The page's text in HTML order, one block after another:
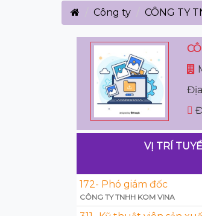
Công ty CÔNG TY
VỊ TRÍ
172- Phó giám đốc
CÔNG TY TNHH KOM VINA